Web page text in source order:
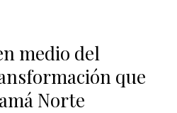
medio del
que
Norte